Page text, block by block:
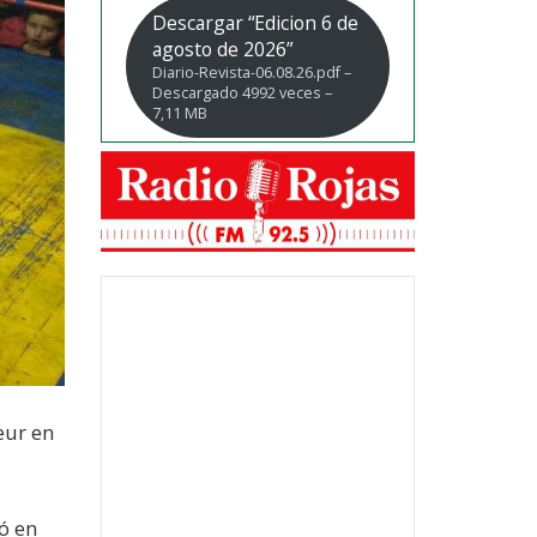
en
en
Descargar “Edicion 6 de
agosto de 2026”
Diario-Revista-06.08.26.pdf –
Descargado 4992 veces –
7,11 MB